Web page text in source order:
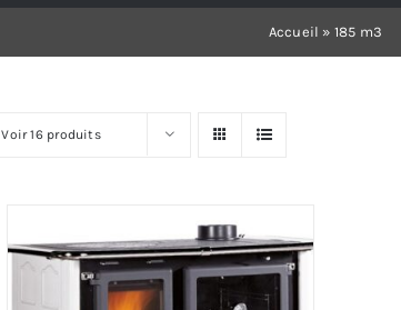
Accueil » 185 m3
Voir 16 produits